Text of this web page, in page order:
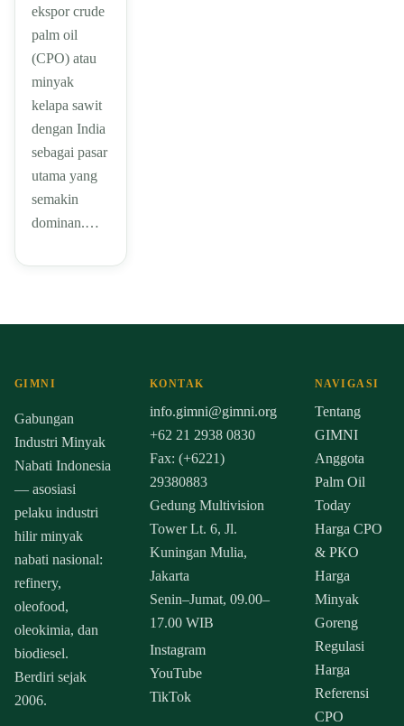
ekspor crude
palm oil
(CPO) atau
minyak
kelapa sawit
dengan India
sebagai pasar
utama yang
semakin
dominan.…
GIMNI
Gabungan
Industri Minyak
Nabati Indonesia
— asosiasi
pelaku industri
hilir minyak
nabati nasional:
refinery,
oleofood,
oleokimia, dan
biodiesel.
Berdiri sejak
2006.
KONTAK
info.gimni@gimni.org
+62 21 2938 0830
Fax: (+6221)
29380883
Gedung Multivision
Tower Lt. 6, Jl.
Kuningan Mulia,
Jakarta
Senin–Jumat, 09.00–
17.00 WIB
Instagram
YouTube
TikTok
NAVIGASI
Tentang
GIMNI
Anggota
Palm Oil
Today
Harga CPO
& PKO
Harga
Minyak
Goreng
Regulasi
Harga
Referensi
CPO